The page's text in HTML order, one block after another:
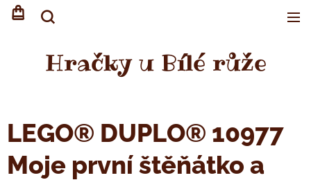
Hračky u Bílé růže
LEGO® DUPLO® 10977
Moje první štěňátko a